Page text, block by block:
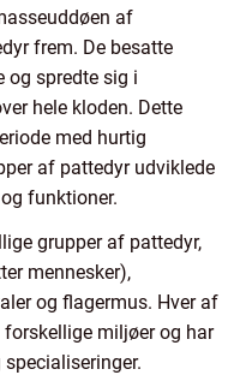
af
frem. De besatte
og spredte sig i
hele kloden. Dette
med hurtig
af pattedyr udviklede
funktioner.
grupper af pattedyr,
mennesker),
og flagermus. Hver af
miljøer og har